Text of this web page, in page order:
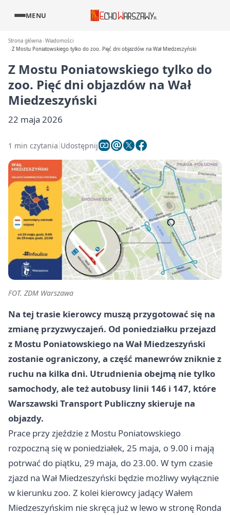
MENU
Strona główna Wiadomości
Z Mostu Poniatowskiego tylko do zoo. Pięć dni objazdów na Wał Miedzeszyński
Z Mostu Poniatowskiego tylko do
zoo. Pięć dni objazdów na Wał
Miedzeszyński
22 maja 2026
1 min czytania Udostępnij
FOT. ZDM Warszawa
Na tej trasie kierowcy muszą przygotować się na
zmianę przyzwyczajeń. Od poniedziałku przejazd
z Mostu Poniatowskiego na Wał Miedzeszyński
zostanie ograniczony, a część manewrów zniknie z
ruchu na kilka dni. Utrudnienia obejmą nie tylko
samochody, ale też autobusy linii 146 i 147, które
Warszawski Transport Publiczny skieruje na
objazdy.
Prace przy zjeździe z Mostu Poniatowskiego
rozpoczną się w poniedziałek, 25 maja, o 9.00 i mają
potrwać do piątku, 29 maja, do 23.00. W tym czasie
zjazd na Wał Miedzeszyński będzie możliwy wyłącznie
w kierunku zoo. Z kolei kierowcy jadący Wałem
Miedzeszyńskim nie skręcą już w lewo w stronę Ronda